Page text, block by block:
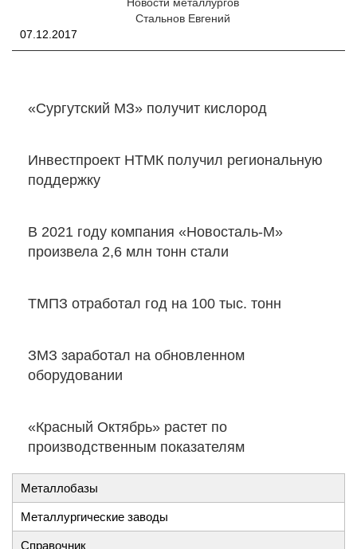
Стальнов Евгений
07.12.2017
«Сургутский МЗ» получит кислород
Инвестпроект НТМК получил региональную
поддержку
В 2021 году компания «Новосталь-М»
произвела 2,6 млн тонн стали
ТМПЗ отработал год на 100 тыс. тонн
ЗМЗ заработал на обновленном
оборудовании
«Красный Октябрь» растет по
производственным показателям
Металлобазы
Металлургические заводы
Справочник